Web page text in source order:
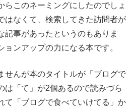
らこのネーミングにしたのでしょ
はなくて、検索してきた訪問者が
記事があったというのもありま
ンアップの力になる本です。
せんが本のタイトルが「ブログで
は「て」が2個あるので読みづら
て「ブログで食べていけてる」か